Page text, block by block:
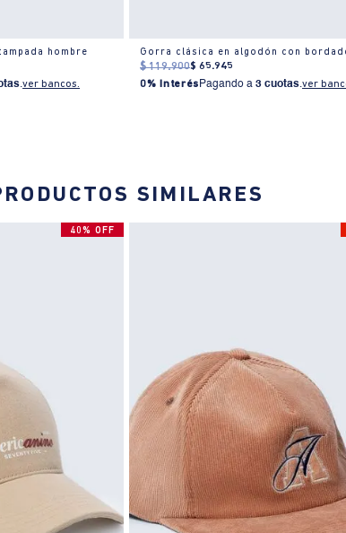
hombre
.ver bancos.
Gorra clásica en algodón con
$ 119.900$ 65.945
0% Interés Pagando a3 cuotas.ver
SIMILARES
40% OFF